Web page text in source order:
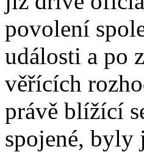
povolení
události a po
věřících
právě blížící
spojené, byly